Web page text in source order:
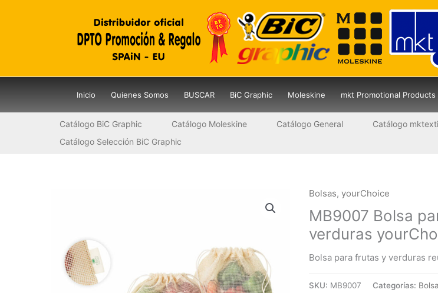
Inicio Quienes Somos BUSCAR BiC Graphic Moleskine mkt Promotional Products
Catálogo BiC Graphic Catálogo Moleskine Catálogo General Catálogo
Catálogo Selección BiC Graphic
Bolsas,yourChoice
MB9007 Bolsa
verduras
Bolsa para frutas y verduras
SKU: MB9007 Categorías: